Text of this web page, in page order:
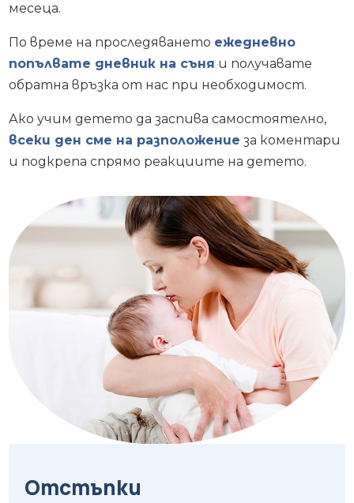
месеца.
По време на проследяването ежедневно
попълвате дневник на съня и получавате
обратна връзка от нас при необходимост.
Ако учим детето да заспива самостоятелно,
всеки ден сме на разположение за коментари
и подкрепа спрямо реакциите на детето.
Отстъпки